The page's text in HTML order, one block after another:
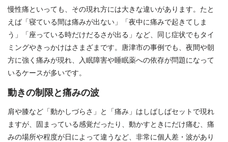
慢性痛といっても、その現れ方には大きな違いがあります。たと
えば「寝ている間は痛みが出ない」「夜中に痛みで起きてしま
う」「座っている時だけだるさが出る」など、同じ症状でもタイ
ミングやきっかけはさまざまです。唐津市の事例でも、夜間や朝
方に強く痛みが現れ、入眠障害や睡眠薬への依存が問題になって
いるケースが多いです。
動きの制限と痛みの波
肩や膝など「動かしづらさ」と「痛み」はしばしばセットで現れ
ますが、固まっている感覚だったり、動かすときにだけ痛む、痛
みの場所や程度が日によって違うなど、非常に個人差・波があり